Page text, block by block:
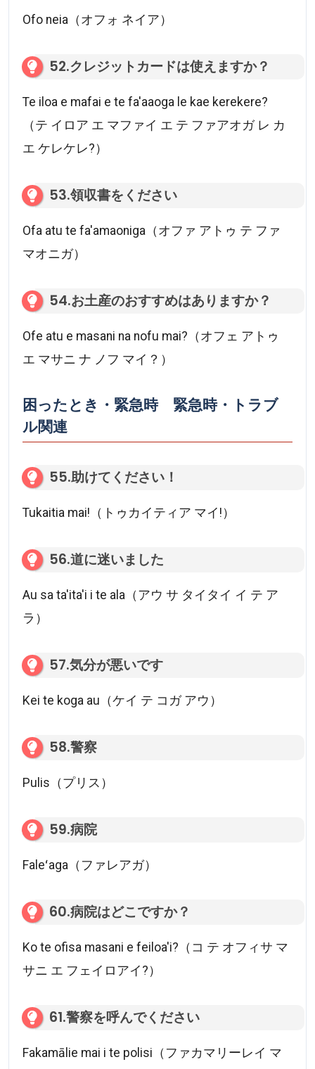
Ofo neia（オフォ ネイア）
52.クレジットカードは使えますか？
Te iloa e mafai e te fa'aaoga le kae kerekere?
（テ イロア エ マファイ エ テ ファアオガ レ カ
エ ケレケレ?）
53.領収書をください
Ofa atu te fa'amaoniga（オファ アトゥ テ ファ
マオニガ）
54.お土産のおすすめはありますか？
Ofe atu e masani na nofu mai?（オフェ アトゥ
エ マサニ ナ ノフ マイ？）
困ったとき・緊急時 緊急時・トラブ
ル関連
55.助けてください！
Tukaitia mai!（トゥカイティア マイ!）
56.道に迷いました
Au sa ta'ita'i i te ala（アウ サ タイタイ イ テ ア
ラ）
57.気分が悪いです
Kei te koga au（ケイ テ コガ アウ）
58.警察
Pulis（プリス）
59.病院
Faleʻaga（ファレアガ）
60.病院はどこですか？
Ko te ofisa masani e feiloa'i?（コ テ オフィサ マ
サニ エ フェイロアイ?）
61.警察を呼んでください
Fakamālie mai i te polisi（ファカマリーレイ マ